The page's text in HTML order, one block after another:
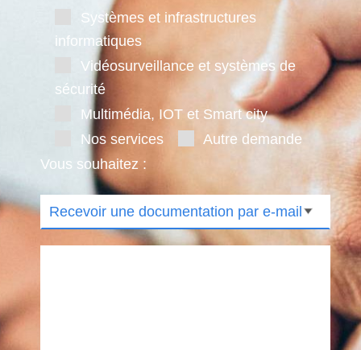
Systèmes et infrastructures
informatiques
Vidéosurveillance et systèmes de
sécurité
Multimédia, IOT et Smart city
Nos services
Autre demande
Vous souhaitez :